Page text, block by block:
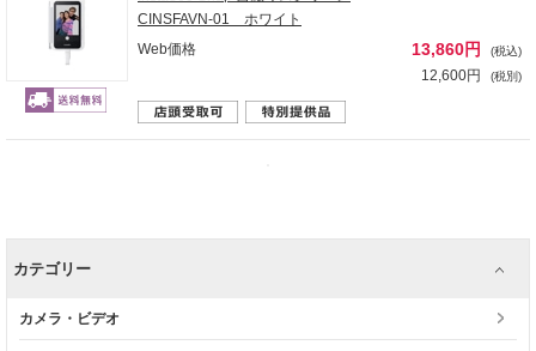
CINSFAVN-01 ホワイト
Web価格
13,860円 (税込)
12,600円 (税別)
カテゴリー
カメラ・ビデオ